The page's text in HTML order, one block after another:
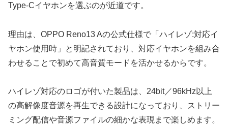
Type-Cイヤホンを選ぶのが近道です。
理由は、OPPO Reno13 Aの公式仕様で「ハイレゾ:対応イ
ヤホン使用時」と明記されており、対応イヤホンを組み合
わせることで初めて高音質モードを活かせるからです。
ハイレゾ対応のロゴが付いた製品は、24bit／96kHz以上
の高解像度音源を再生できる設計になっており、ストリー
ミング配信や音源ファイルの細かな表現まで楽しめます。